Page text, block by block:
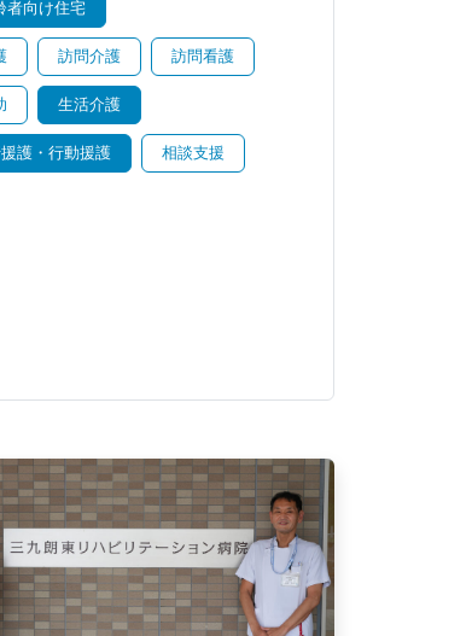
者向け住宅
訪問介護 訪問看護
生活介護
護・行動援護 相談支援